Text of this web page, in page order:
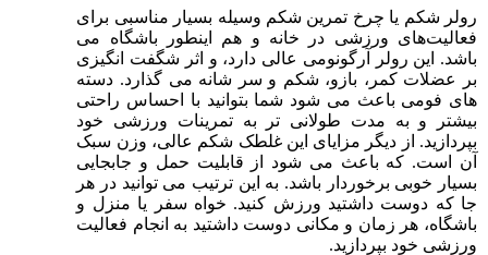
رولر شکم یا چرخ تمرین شکم وسیله بسیار مناسبی برای
فعالیت‌های ورزشی در خانه و هم اینطور باشگاه می
باشد. این رولر آرگونومی عالی دارد، و اثر شگفت انگیزی
بر عضلات کمر، بازو، شکم و سر شانه می گذارد. دسته
های فومی باعث می شود شما بتوانید با احساس راحتی
بیشتر و به مدت طولانی تر به تمرینات ورزشی خود
بپردازید. از دیگر مزایای این غلطک شکم عالی، وزن سبک
آن است. که باعث می شود از قابلیت حمل و جابجایی
بسیار خوبی برخوردار باشد. به این ترتیب می توانید در هر
جا که دوست داشتید ورزش کنید. خواه سفر یا منزل و
باشگاه، هر زمان و مکانی دوست داشتید به انجام فعالیت
ورزشی خود بپردازید.